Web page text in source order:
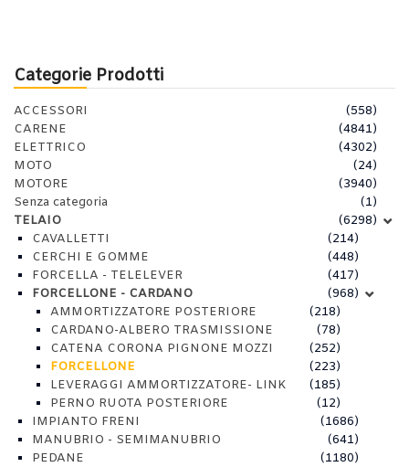
Categorie Prodotti
ACCESSORI
(558)
CARENE
(4841)
ELETTRICO
(4302)
MOTO
(24)
MOTORE
(3940)
Senza categoria
(1)
TELAIO
(6298)
CAVALLETTI
(214)
CERCHI E GOMME
(448)
FORCELLA - TELELEVER
(417)
FORCELLONE - CARDANO
(968)
AMMORTIZZATORE POSTERIORE
(218)
CARDANO-ALBERO TRASMISSIONE
(78)
CATENA CORONA PIGNONE MOZZI
(252)
FORCELLONE
(223)
LEVERAGGI AMMORTIZZATORE- LINK
(185)
PERNO RUOTA POSTERIORE
(12)
IMPIANTO FRENI
(1686)
MANUBRIO - SEMIMANUBRIO
(641)
PEDANE
(1180)